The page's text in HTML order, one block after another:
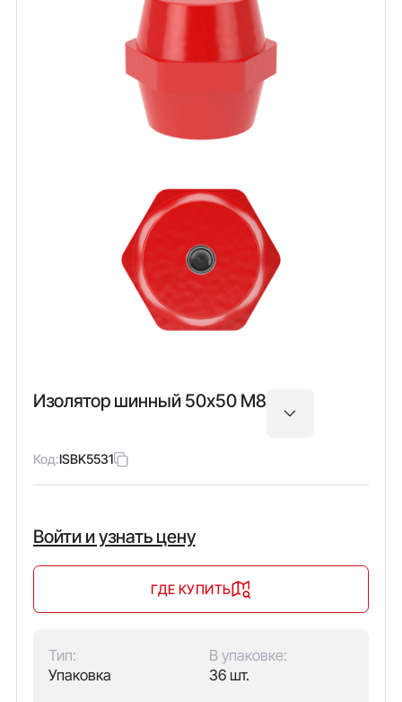
Изолятор шинный 50х50 М8
Код:ISBK5531
Войти и узнать цену
ГДЕ КУПИТЬ
Тип:
Упаковка
В упаковке:
36 шт.